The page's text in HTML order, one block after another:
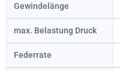
Gewindelänge
max. Belastung Druck
Federrate